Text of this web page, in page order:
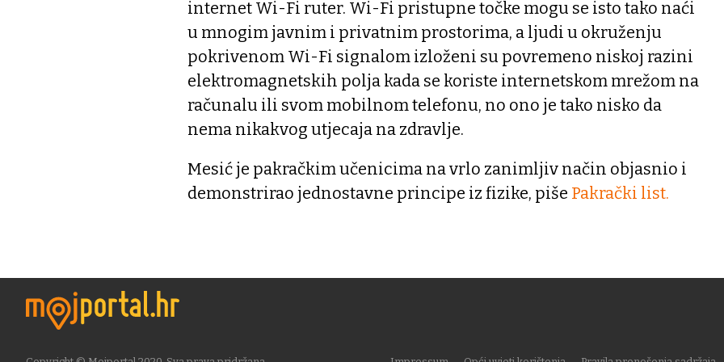
internet Wi-Fi ruter. Wi-Fi pristupne točke mogu se isto tako naći
u mnogim javnim i privatnim prostorima, a ljudi u okruženju
pokrivenom Wi-Fi signalom izloženi su povremeno niskoj razini
elektromagnetskih polja kada se koriste internetskom mrežom na
računalu ili svom mobilnom telefonu, no ono je tako nisko da
nema nikakvog utjecaja na zdravlje.
Mesić je pakračkim učenicima na vrlo zanimljiv način objasnio i
demonstrirao jednostavne principe iz fizike, piše Pakrački list.